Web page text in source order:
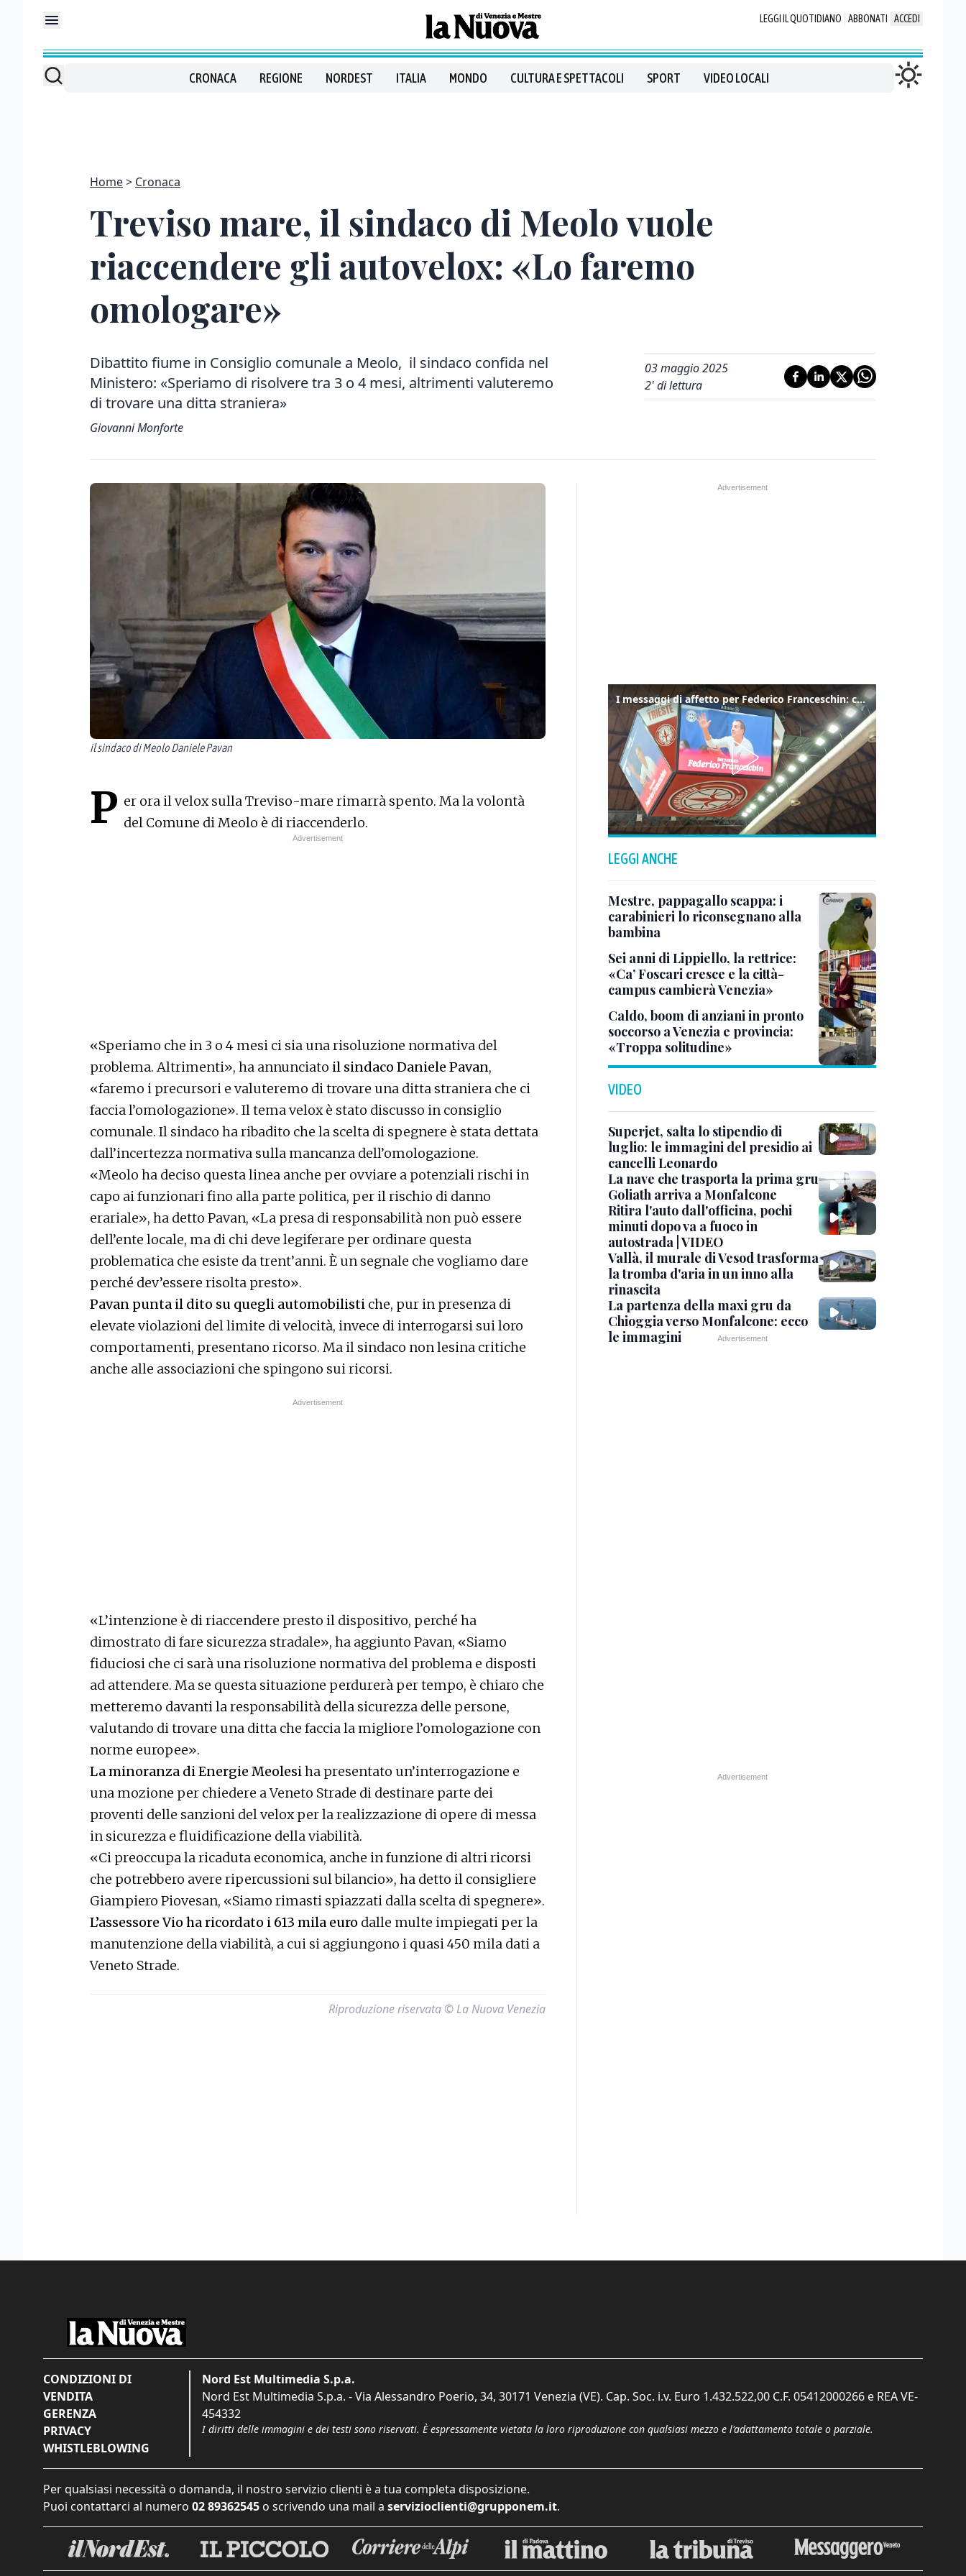
LEGGI IL QUOTIDIANO ABBONATI ACCEDI
CRONACA REGIONE NORDEST ITALIA MONDO CULTURA E SPETTACOLI SPORT VIDEO LOCALI
Home Cronaca
Treviso mare, il sindaco di Meolo vuole
riaccendere gli autovelox: «Lo faremo
omologare»
Dibattito fiume in Consiglio comunale a Meolo, il sindaco confida nel
Ministero: «Speriamo di risolvere tra 3 o 4 mesi, altrimenti valuteremo
di trovare una ditta straniera»
Giovanni Monforte
03 maggio 2025
2' di lettura
il sindaco di Meolo Daniele Pavan
P er ora il velox sulla Treviso-mare rimarrà spento. Ma la volontà
del Comune di Meolo è di riaccenderlo.
«Speriamo che in 3 o 4 mesi ci sia una risoluzione normativa del
problema. Altrimenti», ha annunciato il sindaco Daniele Pavan,
«faremo i precursori e valuteremo di trovare una ditta straniera che ci
faccia l’omologazione». Il tema velox è stato discusso in consiglio
comunale. Il sindaco ha ribadito che la scelta di spegnere è stata dettata
dall’incertezza normativa sulla mancanza dell’omologazione.
«Meolo ha deciso questa linea anche per ovviare a potenziali rischi in
capo ai funzionari fino alla parte politica, per il rischio di danno
erariale», ha detto Pavan, «La presa di responsabilità non può essere
dell’ente locale, ma di chi deve legiferare per ordinare questa
problematica che esiste da trent’anni. È un segnale che vogliamo dare
perché dev’essere risolta presto».
Pavan punta il dito su quegli automobilisti che, pur in presenza di
elevate violazioni del limite di velocità, invece di interrogarsi sui loro
comportamenti, presentano ricorso. Ma il sindaco non lesina critiche
anche alle associazioni che spingono sui ricorsi.
«L’intenzione è di riaccendere presto il dispositivo, perché ha
dimostrato di fare sicurezza stradale», ha aggiunto Pavan, «Siamo
fiduciosi che ci sarà una risoluzione normativa del problema e disposti
ad attendere. Ma se questa situazione perdurerà per tempo, è chiaro che
metteremo davanti la responsabilità della sicurezza delle persone,
valutando di trovare una ditta che faccia la migliore l’omologazione con
norme europee».
La minoranza di Energie Meolesiha presentato un’interrogazione e
una mozione per chiedere a Veneto Strade di destinare parte dei
proventi delle sanzioni del velox per la realizzazione di opere di messa
in sicurezza e fluidificazione della viabilità.
«Ci preoccupa la ricaduta economica, anche in funzione di altri ricorsi
che potrebbero avere ripercussioni sul bilancio», ha detto il consigliere
Giampiero Piovesan, «Siamo rimasti spiazzati dalla scelta di spegnere».
L’assessore Vio ha ricordato i 613 mila euro dalle multe impiegati per la
manutenzione della viabilità, a cui si aggiungono i quasi 450 mila dati a
Veneto Strade.
Riproduzione riservata © La Nuova Venezia
I messaggi di affetto per Federico Franceschin: così il mondo del basket gli è stato accanto fino all’ultimo
LEGGI ANCHE
Mestre, pappagallo scappa: i
carabinieri lo riconsegnano alla
bambina
Sei anni di Lippiello, la rettrice:
«Ca’ Foscari cresce e la città-
campus cambierà Venezia»
Caldo, boom di anziani in pronto
soccorso a Venezia e provincia:
«Troppa solitudine»
VIDEO
Superjet, salta lo stipendio di
luglio: le immagini del presidio ai
cancelli Leonardo
La nave che trasporta la prima gru
Goliath arriva a Monfalcone
Ritira l'auto dall'officina, pochi
minuti dopo va a fuoco in
autostrada | VIDEO
Vallà, il murale di Vesod trasforma
la tromba d'aria in un inno alla
rinascita
La partenza della maxi gru da
Chioggia verso Monfalcone: ecco
le immagini
CONDIZIONI DI
VENDITA
GERENZA
PRIVACY
WHISTLEBLOWING
Nord Est Multimedia S.p.a.
Nord Est Multimedia S.p.a. - Via Alessandro Poerio, 34, 30171 Venezia (VE). Cap. Soc. i.v. Euro 1.432.522,00 C.F. 05412000266 e REA VE-
454332
I diritti delle immagini e dei testi sono riservati. È espressamente vietata la loro riproduzione con qualsiasi mezzo e l'adattamento totale o parziale.
Per qualsiasi necessità o domanda, il nostro servizio clienti è a tua completa disposizione.
Puoi contattarci al numero 02 89362545 o scrivendo una mail a servizioclienti@grupponem.it.